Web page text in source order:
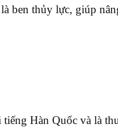
ben thủy lực, giúp
Hàn Quốc và là